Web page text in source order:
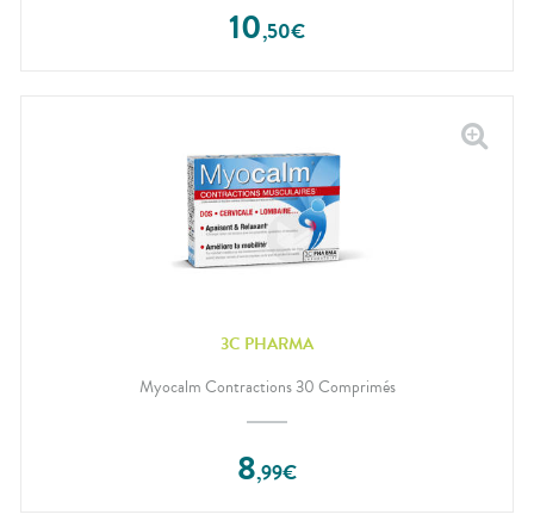
10,50€
3C PHARMA
Myocalm Contractions 30 Comprimés
8,99€